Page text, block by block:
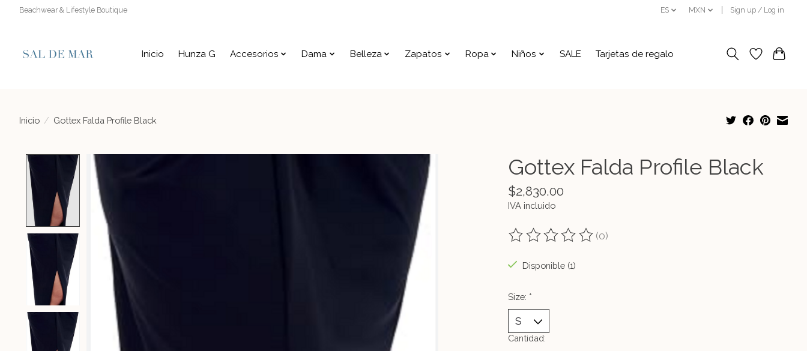
Beachwear & Lifestyle Boutique ES MXN Sign up / Log in
Inicio Hunza G Accesorios Dama Belleza Zapatos Ropa Niños SALE Tarjetas de regalo
Inicio / Gottex Falda Profile Black
Product image slideshow Items Gottex Falda Profile Black
$2,830.00
IVA incluido
The rating of this product is
(0)
Disponible (1)
Size: *
Cantidad: